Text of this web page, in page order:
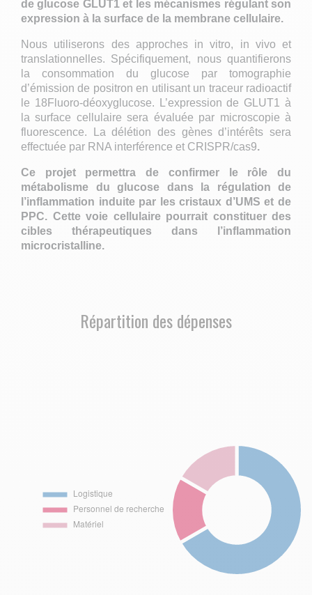
de glucose GLUT1 et les mécanismes régulant son
expression à la surface de la membrane cellulaire.
Nous utiliserons des approches in vitro, in vivo et
translationnelles. Spécifiquement, nous quantifierons
la consommation du glucose par tomographie
d’émission de positron en utilisant un traceur radioactif
le 18Fluoro-déoxyglucose. L’expression de GLUT1 à
la surface cellulaire sera évaluée par microscopie à
fluorescence. La délétion des gènes d’intérêts sera
effectuée par RNA interférence et CRISPR/cas9.
Ce projet permettra de confirmer le rôle du
métabolisme du glucose dans la régulation de
l’inflammation induite par les cristaux d’UMS et de
PPC. Cette voie cellulaire pourrait constituer des
cibles thérapeutiques dans l’inflammation
microcristalline.
Répartition des dépenses